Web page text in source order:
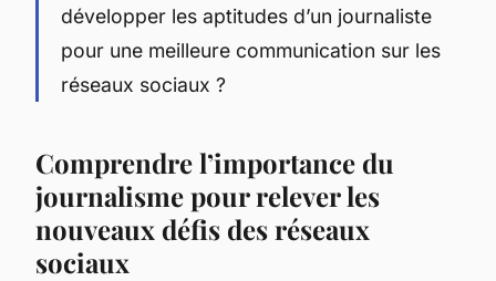
développer les aptitudes d’un journaliste
pour une meilleure communication sur les
réseaux sociaux ?
Comprendre l’importance du
journalisme pour relever les
nouveaux défis des réseaux
sociaux